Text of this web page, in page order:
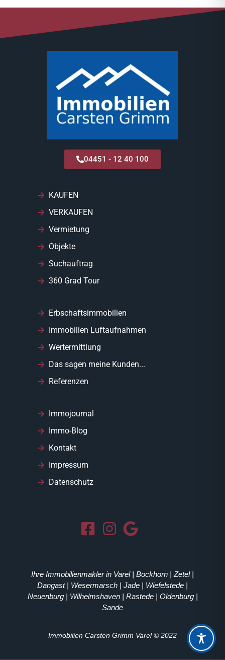
04451 - 12 40 100
KAUFEN
VERKAUFEN
Vermietung
Objekte
Suchauftrag
360 Grad Tour
Erbschaftsimmobilien
Immobilien Luftaufnahmen
Wertermittlung
Das sagen meine Kunden...
Referenzen
Immojournal
Immo-Blog
Kontakt
Impressum
Datenschutz
Ihre Immobilienmakler in Varel | Bockhorn | Zetel |
Dangast | Wesermarsch | Jade | Wiefelstede |
Neuenburg | Wilhelmshaven | Rastede | Oldenburg |
Sande
Immobilien Carsten Grimm Varel © 2022